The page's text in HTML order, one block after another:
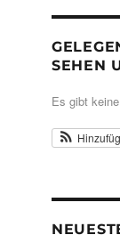
SEHEN
Es gibt